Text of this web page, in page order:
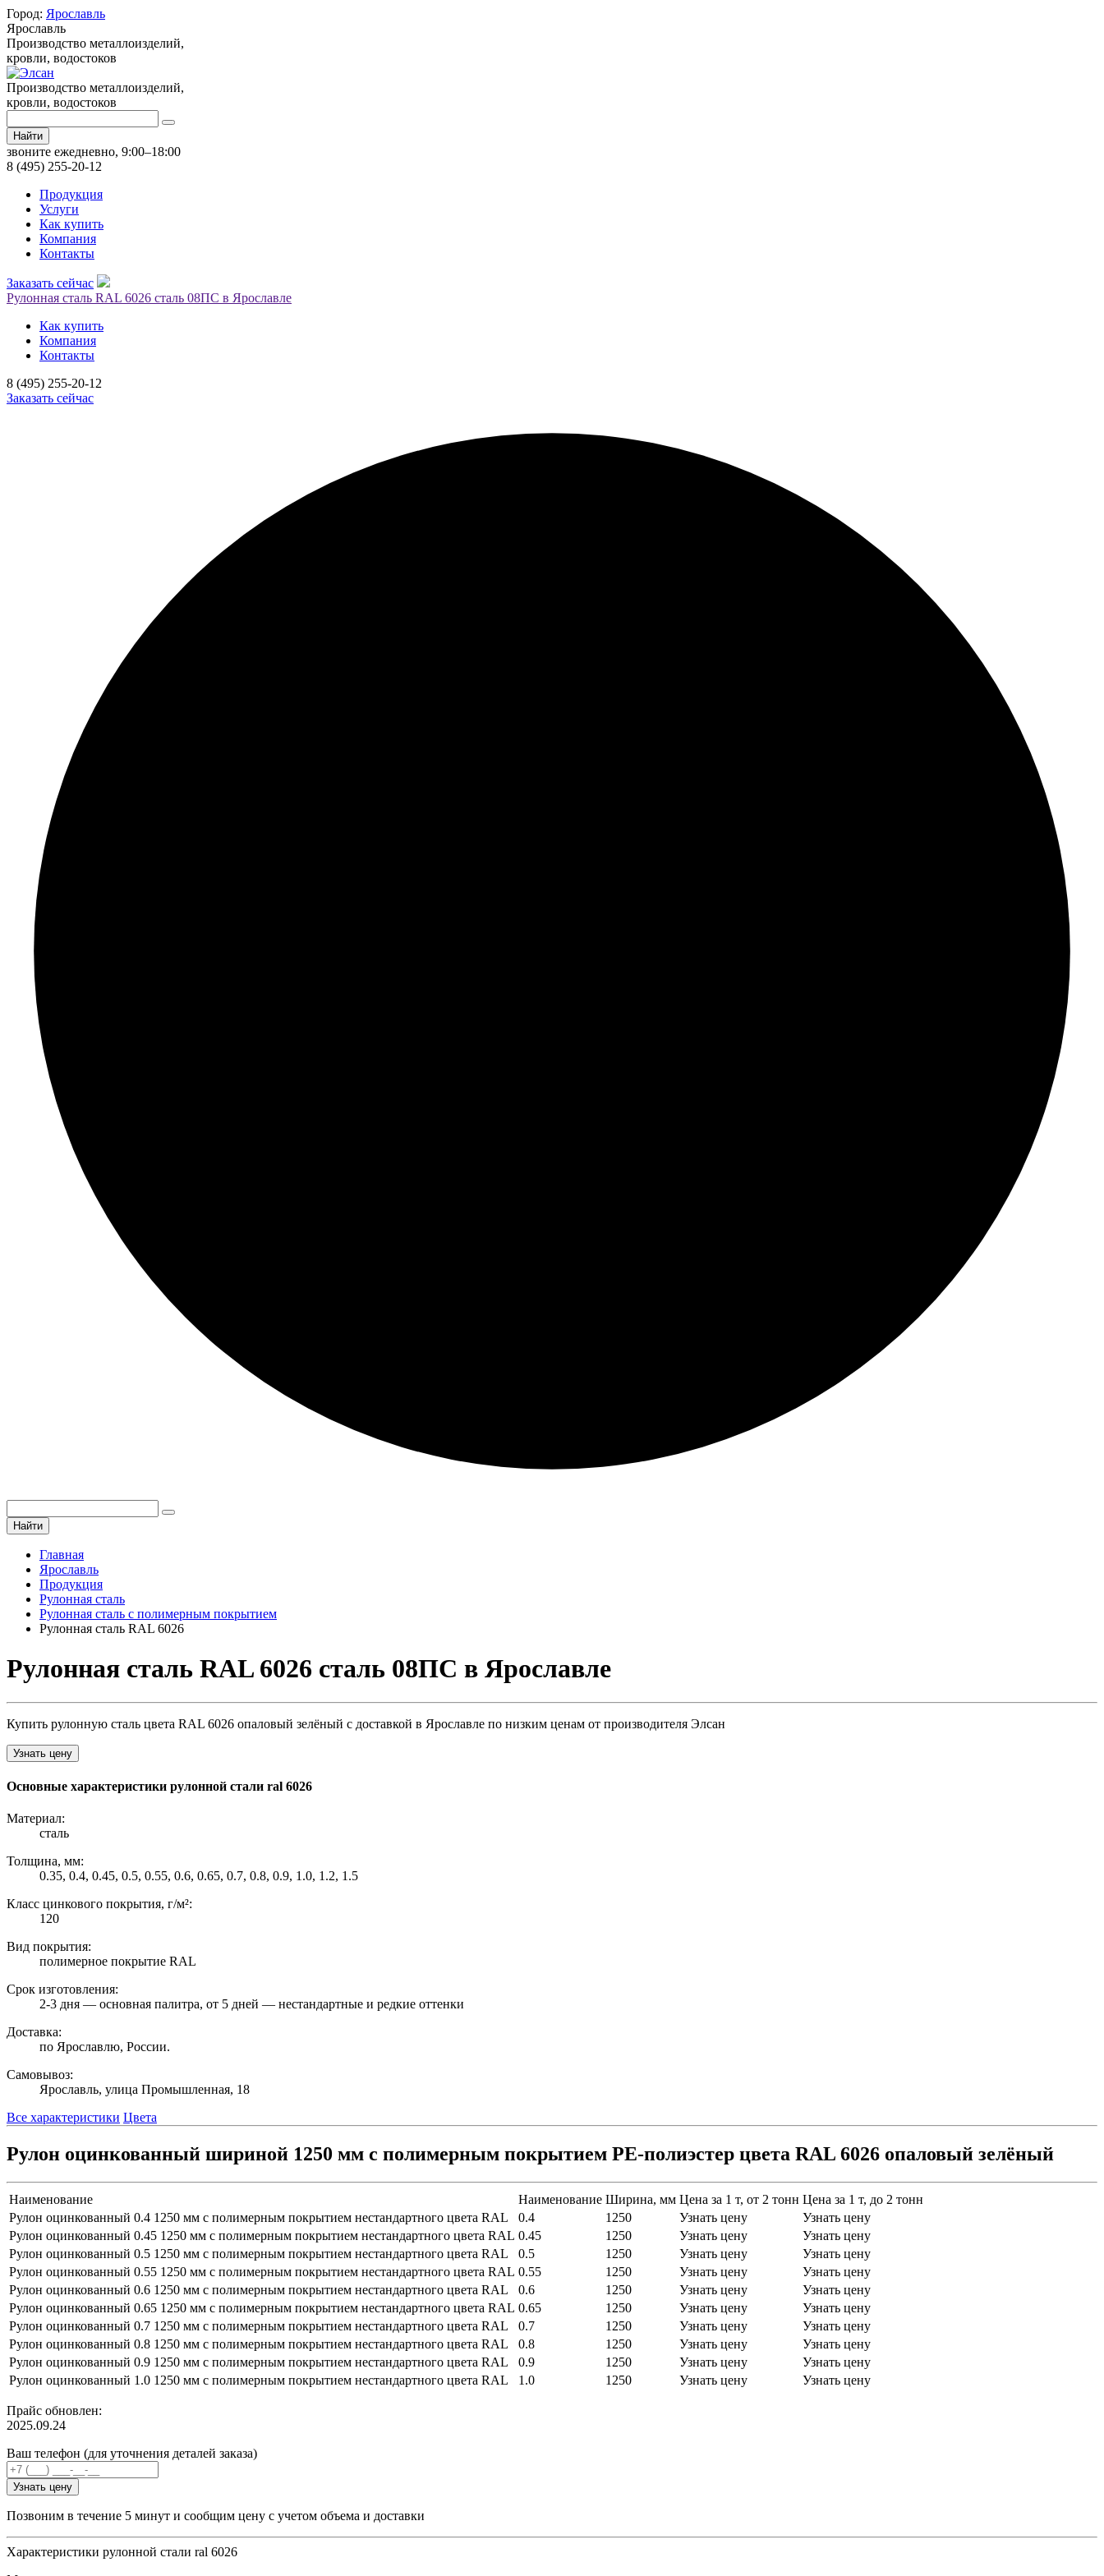
Город: Ярославль
Ярославль
Производство металлоизделий,
кровли, водостоков
Производство металлоизделий,
кровли, водостоков
Найти
звоните ежедневно, 9:00–18:00
8 (495) 255-20-12
Продукция
Услуги
Как купить
Компания
Контакты
Заказать сейчас
Рулонная сталь RAL 6026 сталь 08ПС в Ярославле
Как купить
Компания
Контакты
8 (495) 255-20-12
Заказать сейчас
Найти
Главная
Ярославль
Продукция
Рулонная сталь
Рулонная сталь с полимерным покрытием
Рулонная сталь RAL 6026
Рулонная сталь RAL 6026 сталь 08ПС в Ярославле
Купить рулонную сталь цвета RAL 6026 опаловый зелёный с доставкой в Ярославле по низким ценам от производителя Элсан
Узнать цену
Основные характеристики рулонной стали ral 6026
Материал:
сталь
Толщина, мм:
0.35, 0.4, 0.45, 0.5, 0.55, 0.6, 0.65, 0.7, 0.8, 0.9, 1.0, 1.2, 1.5
Класс цинкового покрытия, г/м²:
120
Вид покрытия:
полимерное покрытие RAL
Срок изготовления:
2-3 дня — основная палитра, от 5 дней — нестандартные и редкие оттенки
Доставка:
по Ярославлю, России.
Самовывоз:
Ярославль, улица Промышленная, 18
Все характеристики Цвета
Рулон оцинкованный шириной 1250 мм с полимерным покрытием PE-полиэстер цвета RAL 6026 опаловый зелёный
Наименование Наименование Ширина, мм Цена за 1 т, от 2 тонн Цена за 1 т, до 2 тонн
Рулон оцинкованный 0.4 1250 мм с полимерным покрытием нестандартного цвета RAL
0.4 1250 Узнать цену
Узнать цену
Рулон оцинкованный 0.45 1250 мм с полимерным покрытием нестандартного цвета RAL 0.45 1250 Узнать цену
Узнать цену
Рулон оцинкованный 0.5 1250 мм с полимерным покрытием нестандартного цвета RAL
0.5 1250 Узнать цену
Узнать цену
Рулон оцинкованный 0.55 1250 мм с полимерным покрытием нестандартного цвета RAL 0.55 1250 Узнать цену
Узнать цену
Рулон оцинкованный 0.6 1250 мм с полимерным покрытием нестандартного цвета RAL
0.6 1250 Узнать цену
Узнать цену
Рулон оцинкованный 0.65 1250 мм с полимерным покрытием нестандартного цвета RAL 0.65 1250 Узнать цену
Узнать цену
Рулон оцинкованный 0.7 1250 мм с полимерным покрытием нестандартного цвета RAL
0.7 1250 Узнать цену
Узнать цену
Рулон оцинкованный 0.8 1250 мм с полимерным покрытием нестандартного цвета RAL
0.8 1250 Узнать цену
Узнать цену
Рулон оцинкованный 0.9 1250 мм с полимерным покрытием нестандартного цвета RAL
0.9 1250 Узнать цену
Узнать цену
Рулон оцинкованный 1.0 1250 мм с полимерным покрытием нестандартного цвета RAL
1.0 1250 Узнать цену Узнать цену
Прайс обновлен:
2025.09.24
Ваш телефон (для уточнения деталей заказа)
Узнать цену
Позвоним в течение 5 минут и сообщим цену с учетом объема и доставки
Характеристики рулонной стали ral 6026